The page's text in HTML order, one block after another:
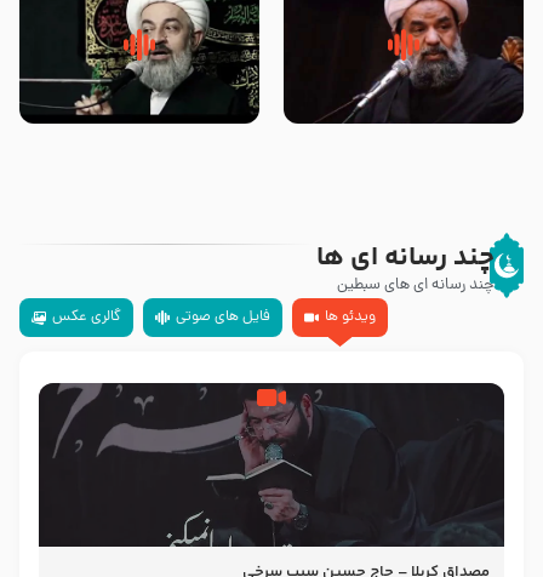
سلام جوانی که امام حسین علیه
السلام خودش جوابش را دادند
زیارتی که اسباب رزق زیاد و عمر
طولانی است حجت السلام حسین
چند رسانه ای ها
چند رسانه ای های سبطین
ویدئو ها
فایل های صوتی گالری عکس
مصداق کربلا – حاج حسین سیب سرخی